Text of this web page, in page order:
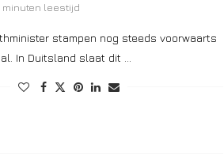
minuten leestijd
stampen nog steeds voorwaarts
In Duitsland slaat dit …